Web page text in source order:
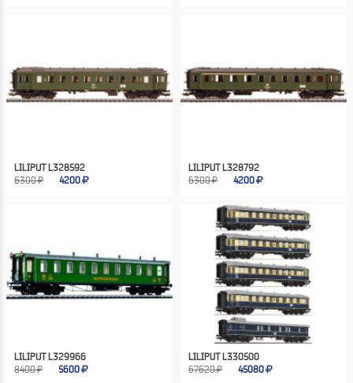
LILIPUT L328592
6300 ₽
4200
LILIPUT L328792
6300 ₽
4200
LILIPUT L329966
8400 ₽
5600
LILIPUT L330500
67620 ₽
45080